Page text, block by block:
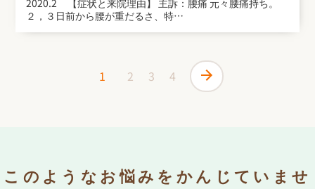
2020.2 【症状と来院理由】 主訴：腰痛 元々腰痛持ち。
２，３日前から腰が重だるさ、特…
1 2 3 4
このようなお悩みをかんじていませ